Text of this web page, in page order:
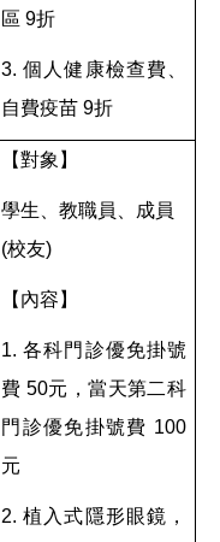
區 9折
3. 個人健康檢查費、
自費疫苗 9折
【對象】
學生、教職員、成員
(校友)
【內容】
1. 各科門診優免掛號
費 50元，當天第二科
門診優免掛號費 100
元
2. 植入式隱形眼鏡，